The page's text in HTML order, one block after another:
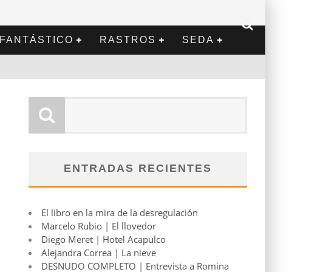
FANTÁSTICO RASTROS SEDA
ENTRADAS RECIENTES
El libro en la mira de la desregulación
Marcelo Rubio | El llovedor
Diego Meret | Hotel Acapulco
Alejandra Correa | La nieve
DESNUDO COMPLETO | Entrevista a Romina